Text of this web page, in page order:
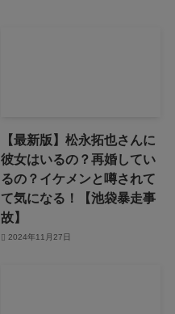
【最新版】松永拓也さんに
彼女はいるの？再婚してい
るの？イケメンと噂されて
て気になる！【池袋暴走事
故】
2024年11月27日